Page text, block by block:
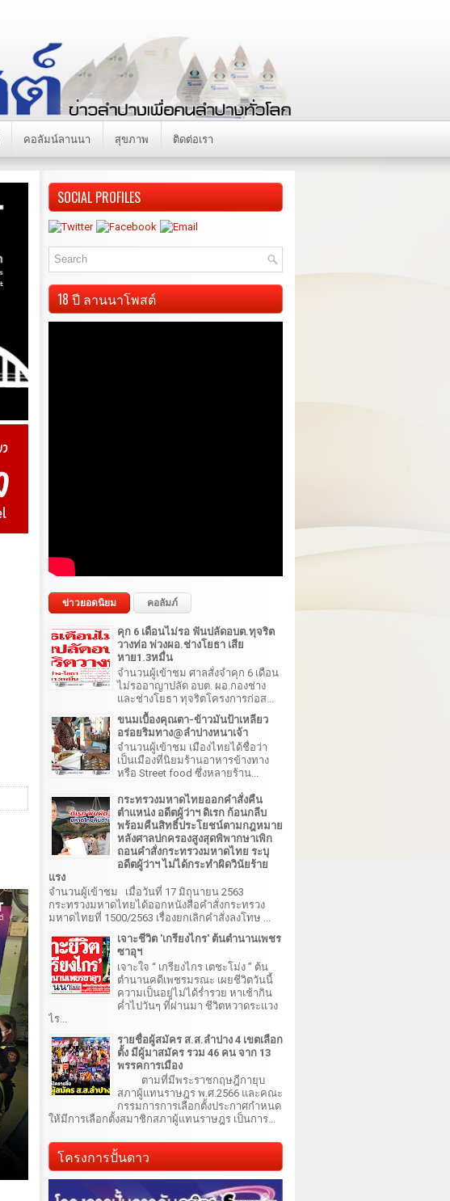
คอลัมน์ลานนา สุขภาพ ติดต่อเรา
SOCIAL PROFILES
18 ปี ลานนาโพสต์
ข่าวยอดนิยม คอลัมภ์
คุก 6 เดือนไม่รอ ฟันปลัดอบต.ทุจริต
วางท่อ พ่วงผอ.ช่างโยธา เสีย
หาย1.3หมื่น
จำนวนผู้เข้าชม ศาลสั่งจำคุก 6 เดือน
ไม่รออาญาปลัด อบต. ผอ.กองช่าง
และช่างโยธา ทุจริตโครงการก่อส...
ขนมเบื้องคุณตา-ข้าวมันป้าเหลียว
อร่อยริมทาง@ลำปางหนาเจ้า
จำนวนผู้เข้าชม เมืองไทยได้ชื่อว่า
เป็นเมืองที่นิยมร้านอาหารข้างทาง
หรือ Street food ซึ่งหลายร้าน...
กระทรวงมหาดไทยออกคำสั่งคืน
ตำแหน่ง อดีตผู้ว่าฯ ดิเรก ก้อนกลีบ
พร้อมคืนสิทธิ์ประโยชน์ตามกฎหมาย
หลังศาลปกครองสูงสุดพิพากษาเพิก
ถอนคำสั่งกระทรวงมหาดไทย ระบุ
อดีตผู้ว่าฯ ไม่ได้กระทำผิดวินัยร้าย
แรง
จำนวนผู้เข้าชม เมื่อวันที่ 17 มิถุนายน 2563
กระทรวงมหาดไทยได้ออกหนังสือคำสั่งกระทรวง
มหาดไทยที่ 1500/2563 เรื่องยกเลิกคำสั่งลงโทษ ...
เจาะชีวิต 'เกรียงไกร' ต้นตำนานเพชร
ซาอุฯ
เจาะใจ “ เกรียงไกร เตชะโม่ง ” ต้น
ตำนานคดีเพชรมรณะ เผยชีวิตวันนี้
ความเป็นอยู่ไม่ได้ร่ำรวย หาเช้ากิน
ค่ำไปวันๆ ที่ผ่านมา ชีวิตหวาดระแวง
ไร...
รายชื่อผู้สมัคร ส.ส.ลำปาง 4 เขตเลือก
ตั้ง มีผู้มาสมัคร รวม 46 คน จาก 13
พรรคการเมือง
ตามที่มีพระราชกฤษฎีกายุบ
สภาผู้แทนราษฎร พ.ศ.2566 และคณะ
กรรมการการเลือกตั้งประกาศกำหนด
ให้มีการเลือกตั้งสมาชิกสภาผู้แทนราษฎร เป็นการ...
โครงการปั้นดาว